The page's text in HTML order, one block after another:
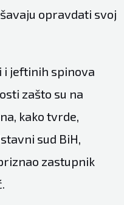
opravdati svoj
i jeftinih spinova
zašto su na
kako tvrde,
sud BiH,
zastupnik